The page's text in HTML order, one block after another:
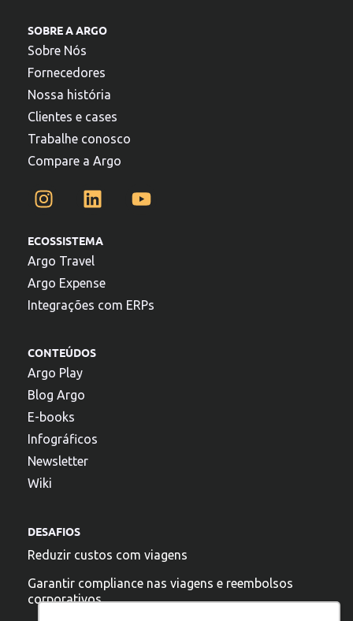
SOBRE A ARGO
Sobre Nós
Fornecedores
Nossa história
Clientes e cases
Trabalhe conosco
Compare a Argo
ECOSSISTEMA
Argo Travel
Argo Expense
Integrações com ERPs
CONTEÚDOS
Argo Play
Blog Argo
E-books
Infográficos
Newsletter
Wiki
DESAFIOS
Reduzir custos com viagens
Garantir compliance nas viagens e reembolsos
corporativos